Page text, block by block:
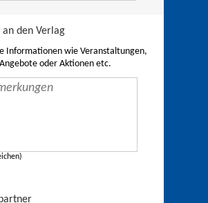
an den Verlag
Informationen wie Veranstaltungen,
oder Aktionen etc.